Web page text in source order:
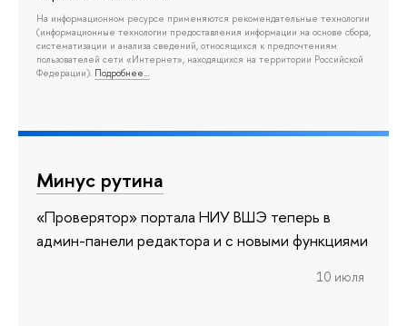
На информационном ресурсе применяются рекомендательные технологии
(информационные технологии предоставления информации на основе сбора,
систематизации и анализа сведений, относящихся к предпочтениям
пользователей сети «Интернет», находящихся на территории Российской
Федерации). Подробнее…
Минус рутина
«Проверятор» портала НИУ ВШЭ теперь в
админ-панели редактора и с новыми функциями
10 июля